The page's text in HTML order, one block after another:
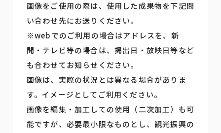
画像をご使用の際は、使用した成果物を下記問
い合わせ先にお送りください。
※webでのご利用の場合はアドレスを、新
聞・テレビ等の場合は、掲出日・放映日等など
も合わせてお知らせください。
画像は、実際の状況とは異なる場合がありま
す。イメージとしてご利用ください。
画像を編集・加工しての使用（二次加工）も可
能ですが、必要最小限なものとし、観光振興の